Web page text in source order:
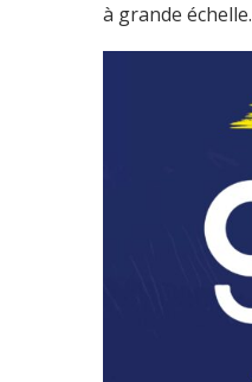
à grande échelle.